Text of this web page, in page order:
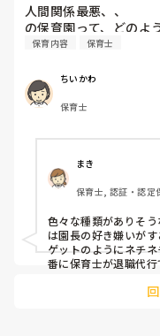
人間関係最悪、、
の保育園って、どのよ
保育内容 保育士
ちいかわ
保育士
まき
保育士, 認証・認定
色々な種類がありそ
は園長の好き嫌いが
ゲットのようにネチ
番に保育士が退職代
由にできずで、やめ